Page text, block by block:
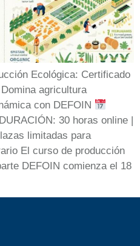
Ecológica: Certificado
agricultura
con DEFOIN
DURACIÓN: 30 horas online |
limitadas para
El curso de producción
DEFOIN comienza el 18